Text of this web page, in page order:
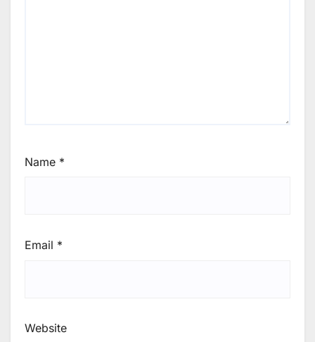
Name *
Email *
Website